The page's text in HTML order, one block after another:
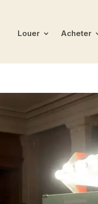
Louer Acheter